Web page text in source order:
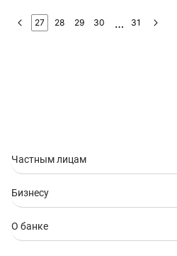
27 28 29 30 31
Частным лицам
Бизнесу
О банке